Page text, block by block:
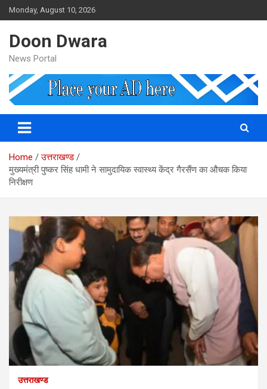
Skip
to
Monday, August 10, 2026
Doon Dwara
News Portal
Home
उत्तराखण्ड
मुख्यमंत्री पुष्कर सिंह धामी ने सामुदायिक स्वास्थ्य केंद्र गैरसैंण का औचक किया
निरीक्षण
उत्तराखण्ड